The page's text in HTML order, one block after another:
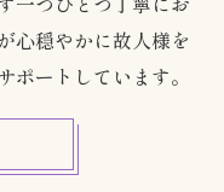
心穏やかに故人様を
ートしています。